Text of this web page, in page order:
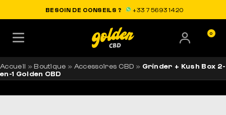
0
LIVRAISON OFFERTE EN FRANCE
BESOIN DE CONSEILS ? +33 7 56 93 14 20
Accueil »Boutique » Accessoires CBD » Grinder + Kush Box 2-
en-1 Golden CBD